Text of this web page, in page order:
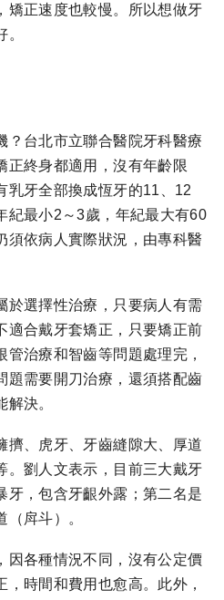
矯正速度也較慢。所以想做牙
？台北市立聯合醫院牙科醫療
正終身都適用，沒有年齡限
乳牙全部換成恆牙的11、12
紀最小2～3歲，年紀最大有60
須依病人實際狀況，由專科醫
於選擇性治療，只要病人有需
適合戴牙套矯正，只要矯正前
治療和智齒等問題處理完，
題需要開刀治療，還須搭配齒
決。
擠、虎牙、牙齒縫隙大、厚道
。劉人文表示，目前三大戴牙
牙，包含牙齦外露；第二名是
戽斗）。
因各種情況不同，沒有公定價
時間和費用也愈高。此外，